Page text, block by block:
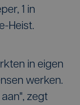
1 in
Heist.
in eigen
werken.
zegt